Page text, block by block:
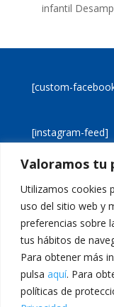
Valoramos tu
Utilizamos cookies
uso del sitio web y
preferencias sobre
tus hábitos de
Para obtener más
pulsa aquí. Para
políticas de
infantil
[custom-
[instagram-feed]
Aviso